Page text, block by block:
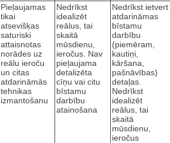
Pieļaujamas
tikai
atsevišķas
saturiski
attaisnotas
norādes uz
reālu ieroču
un citas
atdarināmās
tehnikas
izmantošanu
Nedrīkst
idealizēt
reālus, tai
skaitā
mūsdienu,
ieročus. Nav
pieļaujama
detalizēta
cīņu vai citu
bīstamu
darbību
atainošana
Nedrīkst ietvert
atdarināmas
bīstamu
darbību
(piemēram,
kautiņi,
kāršana,
pašnāvības)
detaļas.
Nedrīkst
idealizēt
reālus, tai
skaitā
mūsdienu,
ieročus